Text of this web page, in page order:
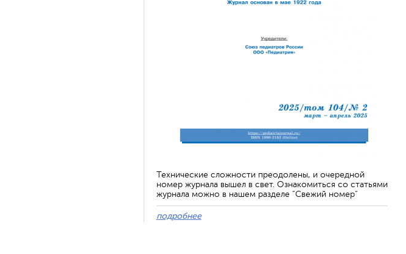
Технические сложности преодолены, и очередной
номер журнала вышел в свет. Ознакомиться со статьями
журнала можно в нашем разделе "Свежий номер"
подробнее